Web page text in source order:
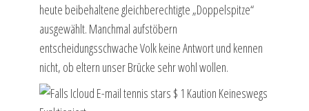
heute beibehaltene gleichberechtigte „Doppelspitze“
ausgewählt. Manchmal aufstöbern
entscheidungsschwache Volk keine Antwort und kennen
nicht, ob eltern unser Brücke sehr wohl wollen.